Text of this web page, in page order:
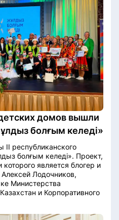
Комплаенс
стране
домов вышли
болғым келеді»
II республиканского
болғым келеді». Проект,
является блогер и
Лодочников,
Министерства
и Корпоративного